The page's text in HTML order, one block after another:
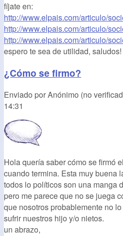
fíjate en:
http://www.elpais.com/articulo/
http://www.elpais.com/articulo/
http://www.elpais.com/articulo/
espero te sea de utilidad, saludos!
¿Cómo se firmo?
Enviado porAnónimo (no
14:31
Hola quería saber cómo se firmó
cuando termina. Esta muy buena
todos lo políticos son una manga
pero me parece que no se juega
que nosotros probablemente no
sufrir nuestros hijo y/o nietos.
un abrazo,